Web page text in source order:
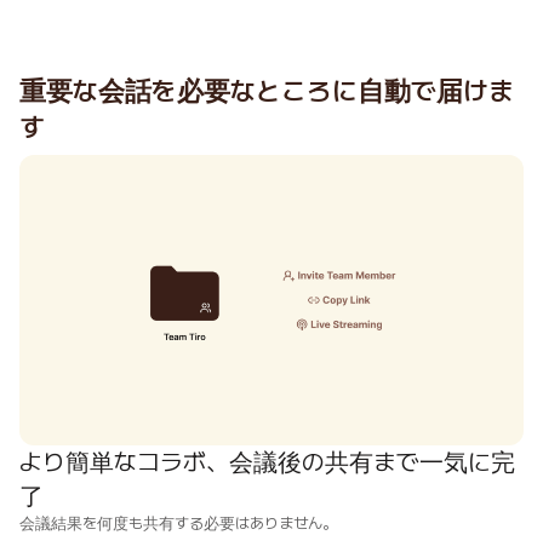
重要な会話を必要なところに自動で届けま
す
より簡単なコラボ、会議後の共有まで一気に完
了
会議結果を何度も共有する必要はありません。